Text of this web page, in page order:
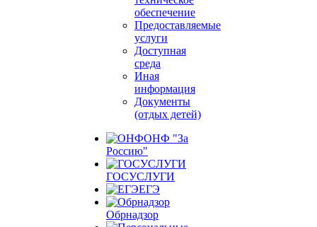
обеспечение
Предоставляемые
услуги
Доступная
среда
Иная
информация
Документы
(отдых детей)
ОНФ "За
Россию"
ГОСУСЛУГИ
ЕГЭ
Обрнадзор